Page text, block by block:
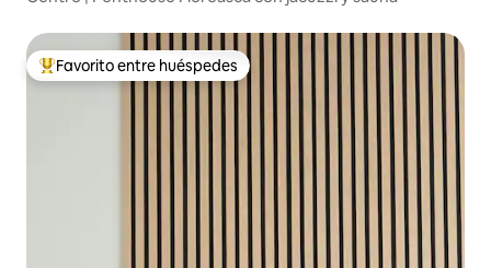
De los mejores en Favorito entre huéspedes
Favorito entre huéspedes